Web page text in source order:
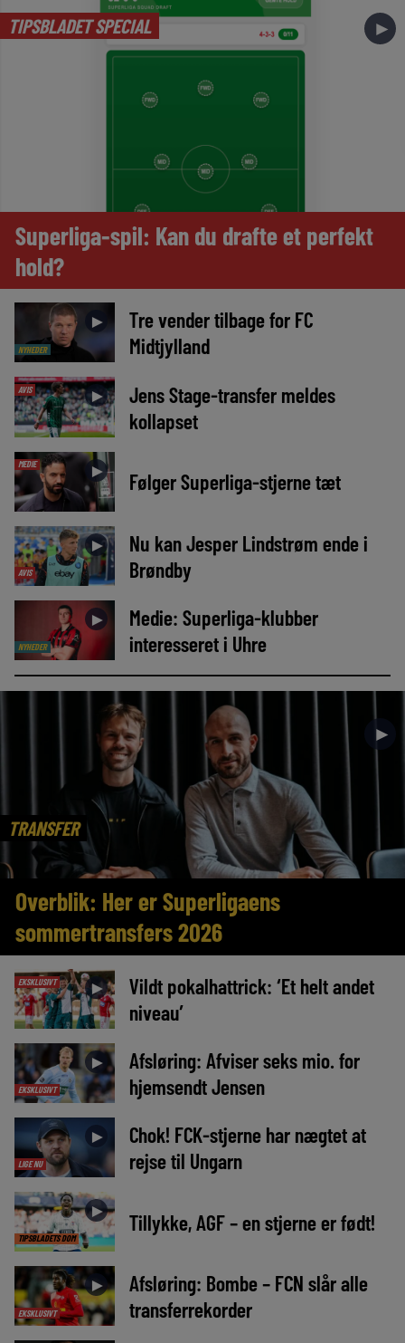
TIPSBLADET SPECIAL ►
Superliga-spil: Kan du drafte et perfekt
hold?
NYHEDER
►
Tre vender tilbage for FC
Midtjylland
AVIS ►
Jens Stage-transfer meldes
kollapset
MEDIE ► Følger Superliga-stjerne tæt
AVIS
►
Nu kan Jesper Lindstrøm ende i
Brøndby
NYHEDER
►
Medie: Superliga-klubber
interesseret i Uhre
TRANSFER
►
Overblik: Her er Superligaens
sommertransfers 2026
EKSKLUSIVT ►
Vildt pokalhattrick: ‘Et helt andet
niveau’
EKSKLUSIVT
►
Afsløring: Afviser seks mio. for
hjemsendt Jensen
LIGE NU
►
Chok! FCK-stjerne har nægtet at
rejse til Ungarn
TIPSBLADETS DOM
► Tillykke, AGF – en stjerne er født!
EKSKLUSIVT
►
Afsløring: Bombe – FCN slår alle
transferrekorder